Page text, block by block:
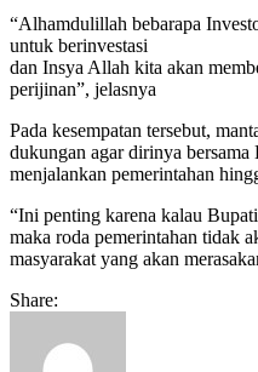
“Alhamdulillah bebarapa
untuk berinvestasi
dan Insya Allah kita akan
perijinan”, jelasnya
Pada kesempatan tersebut,
dukungan agar dirinya
menjalankan pemerintahan
“Ini penting karena kalau
maka roda pemerintahan tidak
masyarakat yang akan
Share: